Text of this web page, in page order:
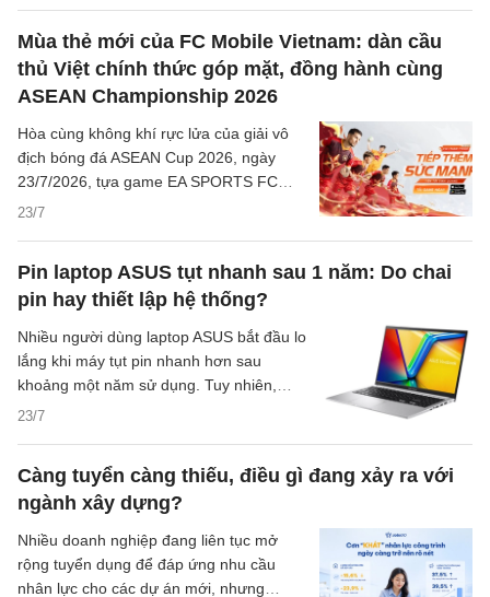
trọng không chỉ là màn hình có đủ rộng
hay không, mà còn là có đủ chuẩn màu
cho nhu cầu làm nội dung hay chưa.
Mùa thẻ mới của FC Mobile Vietnam: dàn cầu
thủ Việt chính thức góp mặt, đồng hành cùng
ASEAN Championship 2026
23/7
Hòa cùng không khí rực lửa của giải vô
địch bóng đá ASEAN Cup 2026, ngày
23/7/2026, tựa game EA SPORTS FC
Mobile Việt Nam đã chính thức trình làng
"Tiếp Lửa Vô Địch Đông Nam Á". Đây là
bước đi thiết thực nhằm tiếp lửa cho Đội
tuyển Việt Nam trên hành trình bảo vệ
ngôi vương khu vực.
Pin laptop ASUS tụt nhanh sau 1 năm: Do chai
pin hay thiết lập hệ thống?
23/7
Nhiều người dùng laptop ASUS bắt đầu lo
lắng khi máy tụt pin nhanh hơn sau
khoảng một năm sử dụng. Tuy nhiên,
thời lượng pin giảm chưa chắc đồng
hình và cường độ sử dụng hằng ngày
cũng có thể khiến máy hao pin rõ hơn.
Càng tuyển càng thiếu, điều gì đang xảy ra với
ngành xây dựng?
Nhiều doanh nghiệp đang liên tục mở
rộng tuyển dụng để đáp ứng nhu cầu
nhân lực cho các dự án mới, nhưng